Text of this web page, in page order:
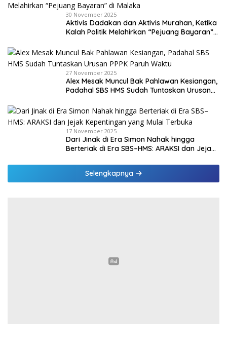
30 November 2025
Aktivis Dadakan dan Aktivis Murahan, Ketika
Kalah Politik Melahirkan “Pejuang Bayaran”
27 November 2025
Alex Mesak Muncul Bak Pahlawan Kesiangan,
Padahal SBS HMS Sudah Tuntaskan Urusan
17 November 2025
Dari Jinak di Era Simon Nahak hingga
Berteriak di Era SBS–HMS: ARAKSI dan Jejak
Selengkapnya